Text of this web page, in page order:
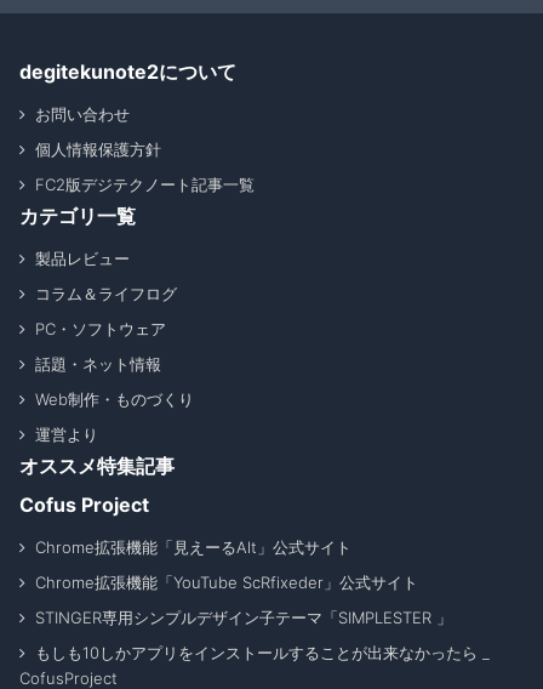
degitekunote2について
お問い合わせ
個人情報保護方針
FC2版デジテクノート記事一覧
カテゴリ一覧
製品レビュー
コラム＆ライフログ
PC・ソフトウェア
話題・ネット情報
Web制作・ものづくり
運営より
オススメ特集記事
Cofus Project
Chrome拡張機能「見えーるAlt」公式サイト
Chrome拡張機能「YouTube ScRfixeder」公式サイト
STINGER専用シンプルデザイン子テーマ「SIMPLESTER 」
もしも10しかアプリをインストールすることが出来なかったら _
CofusProject